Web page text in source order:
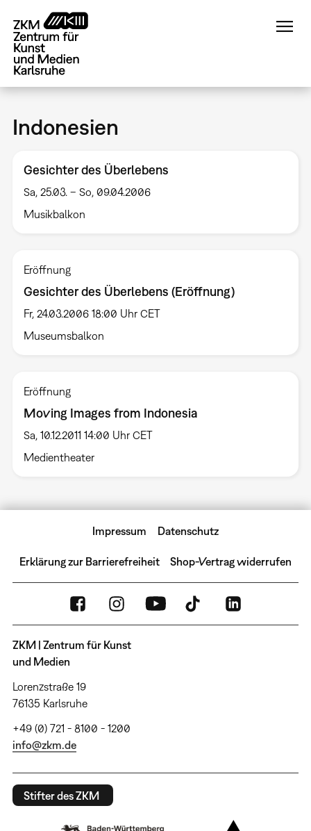
zum
Inhalt
Indonesien
Gesichter des Überlebens
Sa, 25.03. – So, 09.04.2006
Musikbalkon
Eröffnung
Gesichter des Überlebens (Eröffnung)
Fr, 24.03.2006 18:00 Uhr CET
Museumsbalkon
Eröffnung
Moving Images from Indonesia
Sa, 10.12.2011 14:00 Uhr CET
Medientheater
Impressum Datenschutz
Erklärung zur Barrierefreiheit Shop-Vertrag widerrufen
ZKM | Zentrum für Kunst
und Medien
Lorenzstraße 19
76135 Karlsruhe
+49 (0) 721 - 8100 - 1200
info@zkm.de
Stifter des ZKM